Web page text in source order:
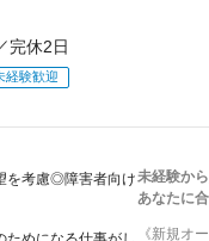
完休2日
経験歓迎
を考慮◎障害者向け未経験か
あなたに
《新規オ